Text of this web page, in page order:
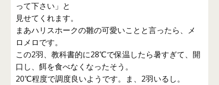
って下さい」と
見せてくれます。
まあハリスホークの雛の可愛いことと言ったら、メ
ロメロです。
この2羽、教科書的に28℃で保温したら暑すぎて、開
口し、餌を食べなくなったそう。
20℃程度で調度良いようです。ま、2羽いるし。